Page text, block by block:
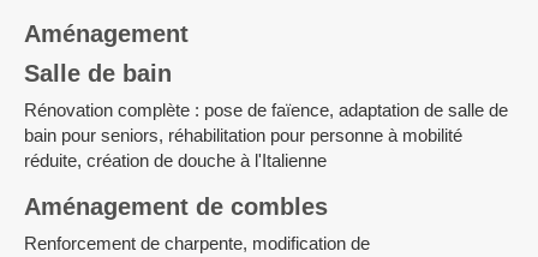
Aménagement
Salle de bain
Rénovation complète : pose de faïence, adaptation de salle de
bain pour seniors, réhabilitation pour personne à mobilité
réduite, création de douche à l'Italienne
Aménagement de combles
Renforcement de charpente, modification de